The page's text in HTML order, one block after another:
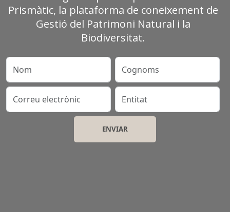
Prismàtic, la plataforma de coneixement de
Gestió del Patrimoni Natural i la
Biodiversitat.
Nom Cognoms
Correu electrònic Entitat